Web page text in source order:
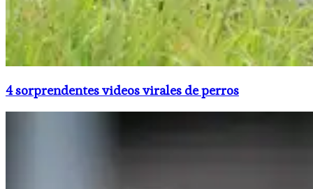
4 sorprendentes videos virales de perros